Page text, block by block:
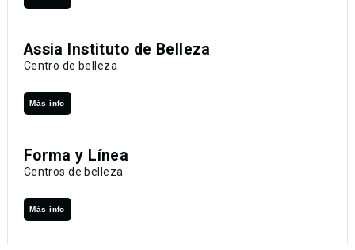
Assia Instituto de Belleza
Centro de belleza
Más info
Forma y Línea
Centros de belleza
Más info